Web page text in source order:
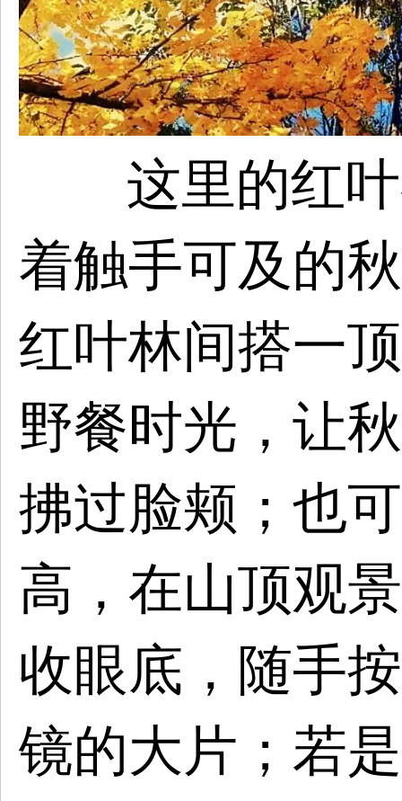
这里的红
着触手可及的
红叶林间搭一
野餐时光，让
拂过脸颊；也
高，在山顶观
收眼底，随手
镜的大片；若